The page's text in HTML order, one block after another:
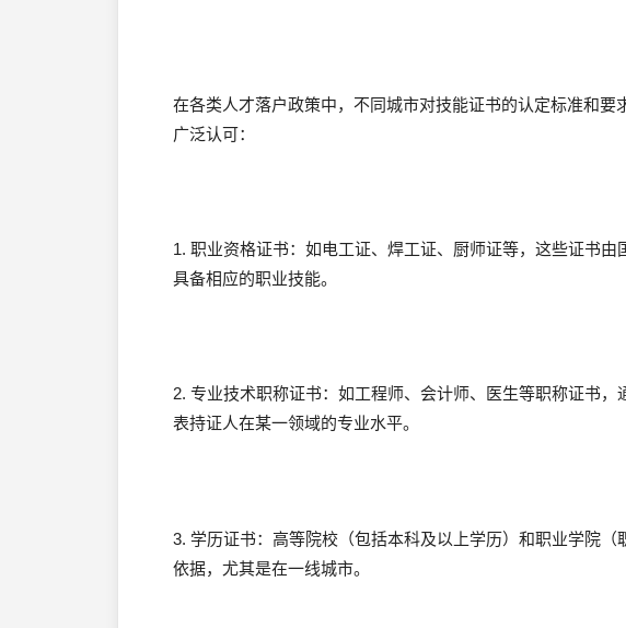
在各类人才落户政策中，不同城市对技能证书的认定标准和
广泛认可：
1. 职业资格证书：如电工证、焊工证、厨师证等，这些证书
具备相应的职业技能。
2. 专业技术职称证书：如工程师、会计师、医生等职称证书
表持证人在某一领域的专业水平。
3. 学历证书：高等院校（包括本科及以上学历）和职业学院
依据，尤其是在一线城市。